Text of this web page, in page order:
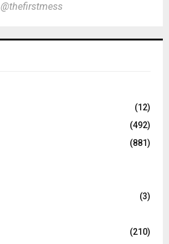
@thefirstmess
(12)
(492)
(881)
(3)
(210)